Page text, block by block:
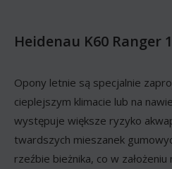
Heidenau K60 Ranger
Opony letnie są specjalnie
cieplejszym klimacie lub na
występuje większe ryzyko
twardszych mieszanek
rzeźbie bieżnika, co w